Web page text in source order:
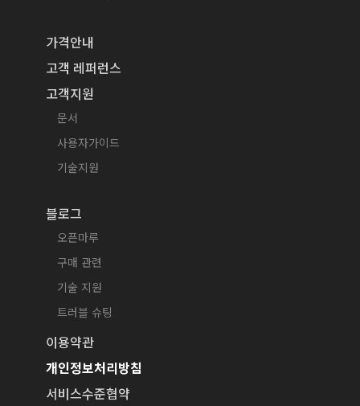
가격안내
고객 레퍼런스
고객지원
문서
사용자가이드
기술지원
블로그
오픈마루
구매 관련
기술 지원
트러블 슈팅
이용약관
개인정보처리방침
서비스수준협약